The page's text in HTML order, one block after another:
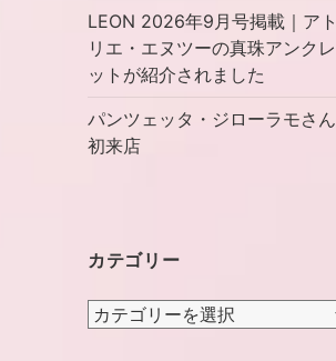
LEON 2026年9月号掲載｜アト
リエ・エヌツーの真珠アンクレ
ットが紹介されました
パンツェッタ・ジローラモさん
初来店
カテゴリー
カ